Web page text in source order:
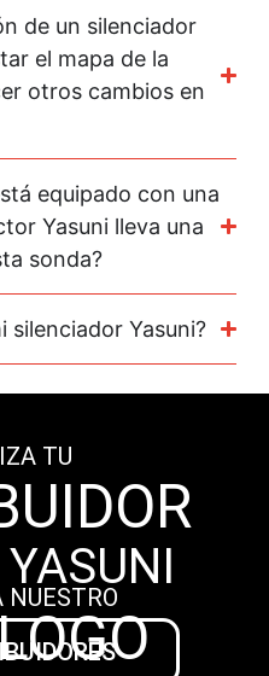
de un silenciador
el mapa de la
otros cambios en
equipado con una
Yasuni lleva una
sonda?
silenciador Yasuni?
TU
NUESTRO